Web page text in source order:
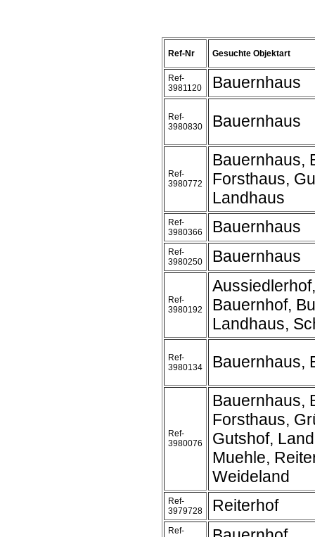
Ref-Nr Gesuchte Objektart
Ref-
3981120
Bauernhaus
Ref-
3980830
Bauernhaus
Ref-
3980772
Bauernhaus,
Forsthaus,
Landhaus
Ref-
3980366
Bauernhaus
Ref-
3980250
Bauernhaus
Ref-
3980192
Bauernhof,
Landhaus,
Ref-
3980134
Bauernhaus,
Ref-
3980076
Bauernhaus,
Forsthaus,
Gutshof,
Muehle,
Weideland
Ref-
3979728
Reiterhof
Ref-